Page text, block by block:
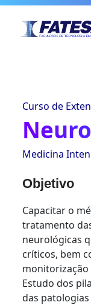
Curso de
Medicina
Objetivo
Capacitar o
tratamento
neurológicas
críticos, bem
monitorização
Estudo dos
das